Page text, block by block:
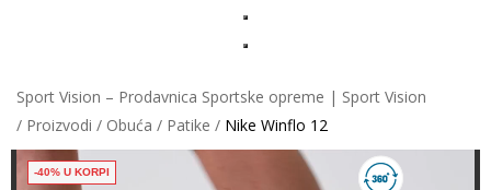
Sport Vision – Prodavnica Sportske opreme | Sport Vision
Proizvodi
Obuća Patike Nike Winflo 12
-40% U KORPI